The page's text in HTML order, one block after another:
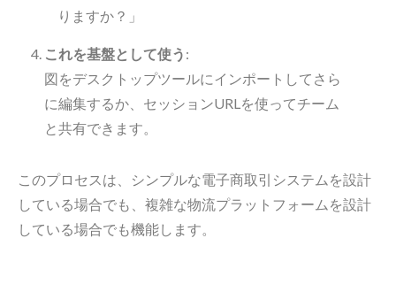
りますか？」
これを基盤として使う :
図をデスクトップツールにインポートしてさら
に編集するか、セッションURLを使ってチーム
と共有できます。
このプロセスは、シンプルな電子商取引システムを設計
している場合でも、複雑な物流プラットフォームを設計
している場合でも機能します。